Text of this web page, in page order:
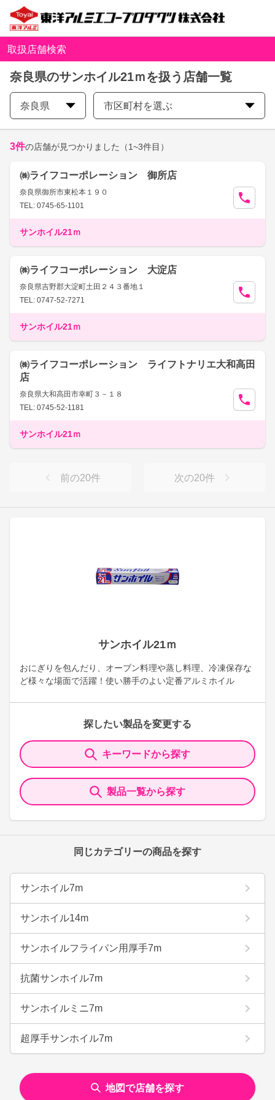
取扱店舗検索
奈良県のサンホイル21ｍを扱う店舗一覧
奈良県 市区町村を選ぶ
サンホイル21ｍ
おにぎりを包んだり、オーブン料理や蒸し料理、冷凍保存な
ど様々な場面で活躍！使い勝手のよい定番アルミホイル
探したい製品を変更する
キーワードから探す
製品一覧から探す
同じカテゴリーの商品を探す
サンホイル7m
サンホイル14m
サンホイルフライパン用厚手7m
抗菌サンホイル7m
サンホイルミニ7m
超厚手サンホイル7m
3件の店舗が見つかりました （1~3件目）
㈱ライフコーポレーション 御所店
奈良県御所市東松本１９０
TEL: 0745-65-1101
サンホイル21ｍ
㈱ライフコーポレーション 大淀店
奈良県吉野郡大淀町土田２４３番地１
TEL: 0747-52-7271
サンホイル21ｍ
㈱ライフコーポレーション ライフトナリエ大和高田
店
奈良県大和高田市幸町３－１８
TEL: 0745-52-1181
サンホイル21ｍ
前の20件 次の20件
地図で店舗を探す